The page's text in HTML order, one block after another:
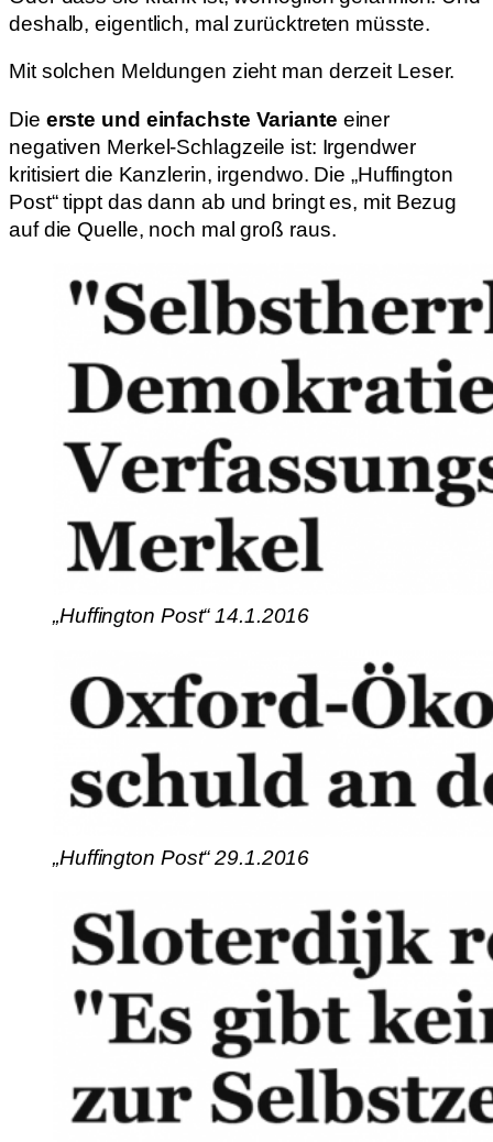
deshalb, eigentlich, mal zurücktreten müsste.
Mit solchen Meldungen zieht man derzeit Leser.
Die erste und einfachste Variante einer
negativen Merkel-Schlagzeile ist: Irgendwer
kritisiert die Kanzlerin, irgendwo. Die „Huffington
Post“ tippt das dann ab und bringt es, mit Bezug
auf die Quelle, noch mal groß raus.
„Huffington Post“ 14.1.2016
„Huffington Post“ 29.1.2016